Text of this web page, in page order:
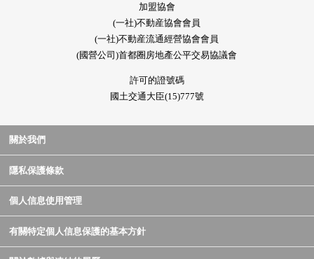
加盟協會
(一社)不動産協會會員
(一社)不動産流通經營協會會員
(國營公司)首都圈房地產公平交易協議會
許可的證號碼
國土交通大臣(15)777號
關於我們
隱私保護條款
個人信息使用管理
有關特定個人信息保護的基本方針